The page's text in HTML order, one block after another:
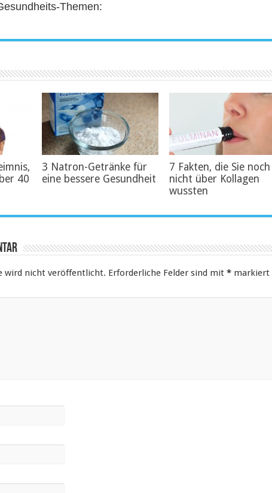
Themen:
40
3 Natron-Getränke für
eine bessere Gesundheit
7 Fakten, die Sie noch
nicht über Kollagen
wussten
wird nicht veröffentlicht. Erforderliche Felder sind mit *markiert